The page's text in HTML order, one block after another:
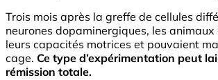
Trois mois après la greffe de cellules
neurones dopaminergiques, les
leurs capacités motrices et pouvaient
cage. Ce type d’expérimentation peut
rémission totale.